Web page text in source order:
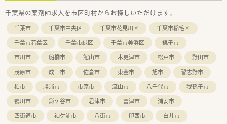
千葉県の薬剤師求人を市区町村からお探しいただけます。
千葉市 千葉市中央区 千葉市花見川区
千葉市稲毛区
千葉市若葉区
千葉市緑区 千葉市美浜区
銚子市
市川市
船橋市 館山市 木更津市 松戸市
野田市
茂原市
成田市 佐倉市 東金市 旭市
習志野市
柏市
勝浦市 市原市 流山市 八千代市
我孫子市
鴨川市
鎌ケ谷市 君津市 富津市
浦安市
四街道市
袖ケ浦市 八街市 印西市
白井市